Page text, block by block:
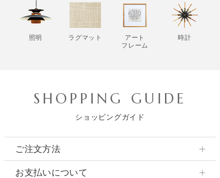
照明 ラグマット
アート
フレーム
時計
SHOPPING GUIDE
ショッピングガイド
ご注文方法
お支払いについて